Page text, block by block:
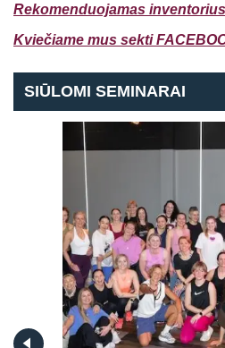
Rekomenduojamas
Kviečiame mus sekti
SIŪLOMI SEMINARAI